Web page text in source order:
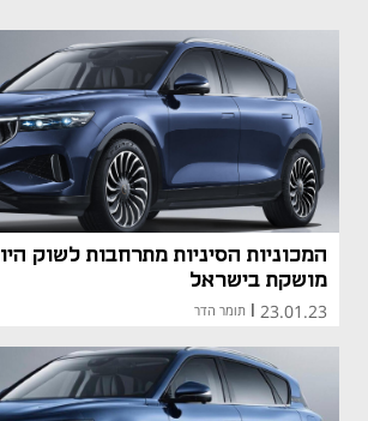
מושקת בישראל
23.01.23 תומר הדר